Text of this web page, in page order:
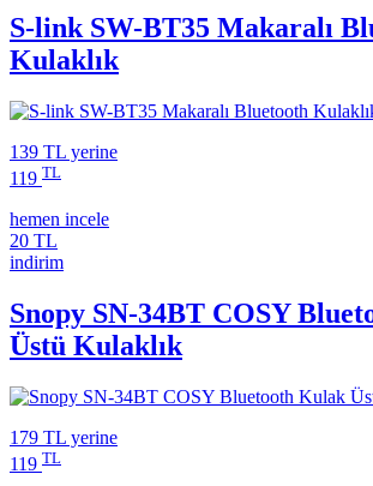
S-link SW-BT35 Makaralı
Kulaklık
139 TL yerine
119 TL
hemen incele
20 TL
indirim
Snopy SN-34BT COSY
Üstü Kulaklık
179 TL yerine
119 TL